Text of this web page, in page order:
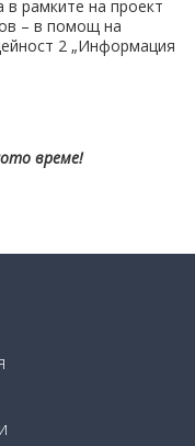
рамките на проект
– в помощ на
2 „Информация
време!